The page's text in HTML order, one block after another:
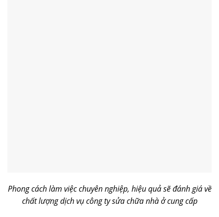
Phong cách làm việc chuyên nghiệp, hiệu quả sẽ đánh giá về
chất lượng dịch vụ công ty sửa chữa nhà ở cung cấp